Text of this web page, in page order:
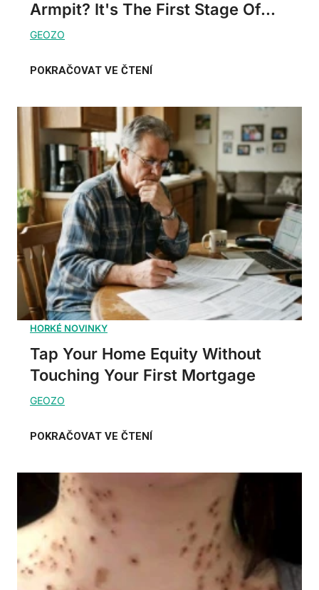
Armpit? It's The First Stage Of...
Tap Your Home Equity Without
Touching Your First Mortgage